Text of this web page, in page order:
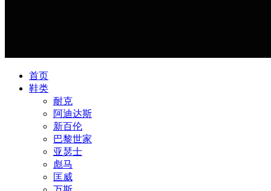
首页
鞋类
耐克
阿迪达斯
新百伦
巴黎世家
亚瑟士
彪马
匡威